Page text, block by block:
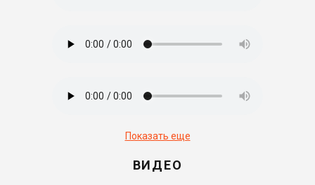
Показать еще
ВИДЕО